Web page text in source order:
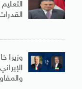
وزيرا